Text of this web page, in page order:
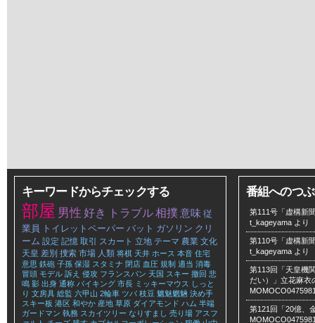
キーワードからチェックする
部屋 男性 好き トラブル相撲意味 従
業員 トイレットペーパー バット ガソリン クリ
ーム 設定 記憶 取引 スカート 立地 テーマ 農業 文化
天皇 差別 捜索 市場 人類 将棋 天井 ホース 本音 住宅
意思 鉄砲 子孫 保湿 スタミナ 閉店 血圧 規制 適当 消毒
冒頭 モデル 訴え 侵攻 フランスパン 天国 スキー 撤回 悲
鳴 影 出身 通称 バイキング 市長 ミッキーマウス しっと
り 文房具 総監 六甲山 2輪車 ツバ 枝豆 魑魅魍魎 決め手
スキー板 港区 和やか 産地 草原 ダイアモンド ハム 半端
ガードマン 執務 スカイツリー なりすまし 売り場 アスフ
番組へのつ
第111号「虚構新
t_kageyama より
第110号「虚構新
t_kageyama より
第113回「天皇機
だい）」立花麻衣
第121回「20億、